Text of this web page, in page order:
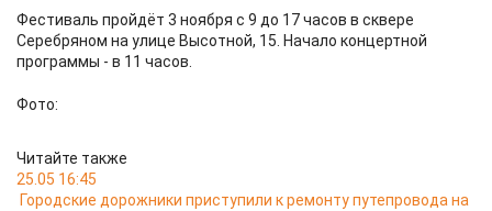
Фестиваль пройдёт 3 ноября с 9 до 17 часов в сквере
Серебряном на улице Высотной, 15. Начало концертной
программы - в 11 часов.
Фото:
Читайте также
25.05 16:45
Городские дорожники приступили к ремонту путепровода на